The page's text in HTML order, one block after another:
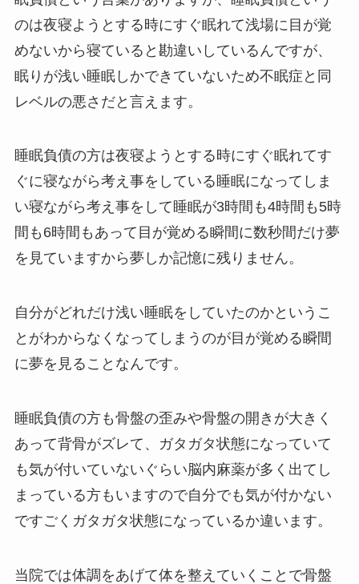
のは夜寝ようとする時にすぐ眠れて浅場に目が覚
めないから寝ていると勘違いしているんですが、
眠りが浅い睡眠しかできていないため不眠症と同
レベルの悪さだと言えます。
睡眠負債の方は夜寝ようとする時にすぐ眠れてす
ぐに寝ながら考え事をしている睡眠になってしま
い寝ながら考え事をして睡眠が3時間も4時間も5時
間も6時間もあって目が覚める瞬間に数秒間だけ夢
を見ていますから夢しか記憶に残りません。
自分がどれだけ浅い睡眠をしていたのかというこ
とがわからなくなってしまうのが目が覚める瞬間
に夢を見ることなんです。
睡眠負債の方も骨盤の歪みや骨盤の開きが大きく
あって背骨がズレて、ガタガタ状態になっていて
も気が付いていないぐらい脳内麻薬が多く出てし
まっている方もいますので自分でも気が付かない
ですごくガタガタ状態になっているか違います。
当院では体調をあげて体を整えていくことで骨盤